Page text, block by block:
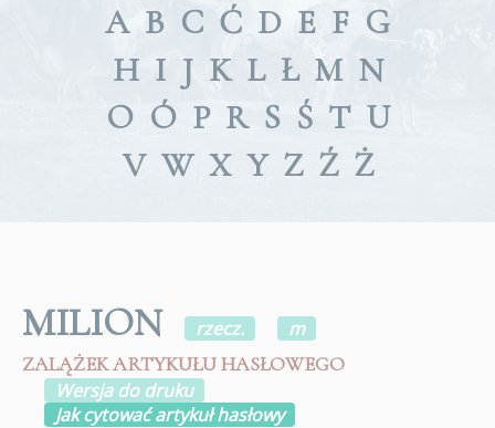
A B C Ć D E F G
H I J K L Ł M N
O Ó P R S Ś T U
V W X Y Z Ź Ż
MILION rzecz.
m
ZALĄŻEK ARTYKUŁU HASŁOWEGO
Wersja do druku
Jak cytować artykuł hasłowy